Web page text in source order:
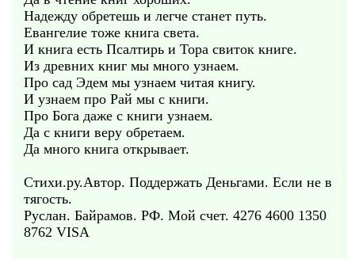
Надежду обретешь и легче станет путь.
Евангелие тоже книга света.
И книга есть Псалтирь и Тора свиток книге.
Из древних книг мы много узнаем.
Про сад Эдем мы узнаем читая книгу.
И узнаем про Рай мы с книги.
Про Бога даже с книги узнаем.
Да с книги веру обретаем.
Да много книга открывает.
Стихи.ру.Автор. Поддержать Деньгами. Если не в
тягость.
Руслан. Байрамов. РФ. Мой счет. 4276 4600 1350
8762 VISA